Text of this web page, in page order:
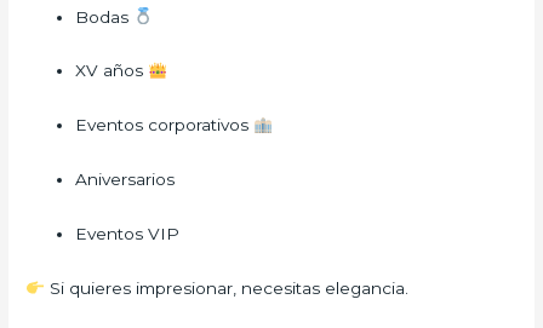
Bodas
XV años
Eventos corporativos
Aniversarios
Eventos VIP
Si quieres impresionar, necesitas elegancia.